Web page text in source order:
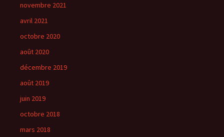
novembre 2021
avril 2021
octobre 2020
août 2020
décembre 2019
août 2019
juin 2019
octobre 2018
mars 2018